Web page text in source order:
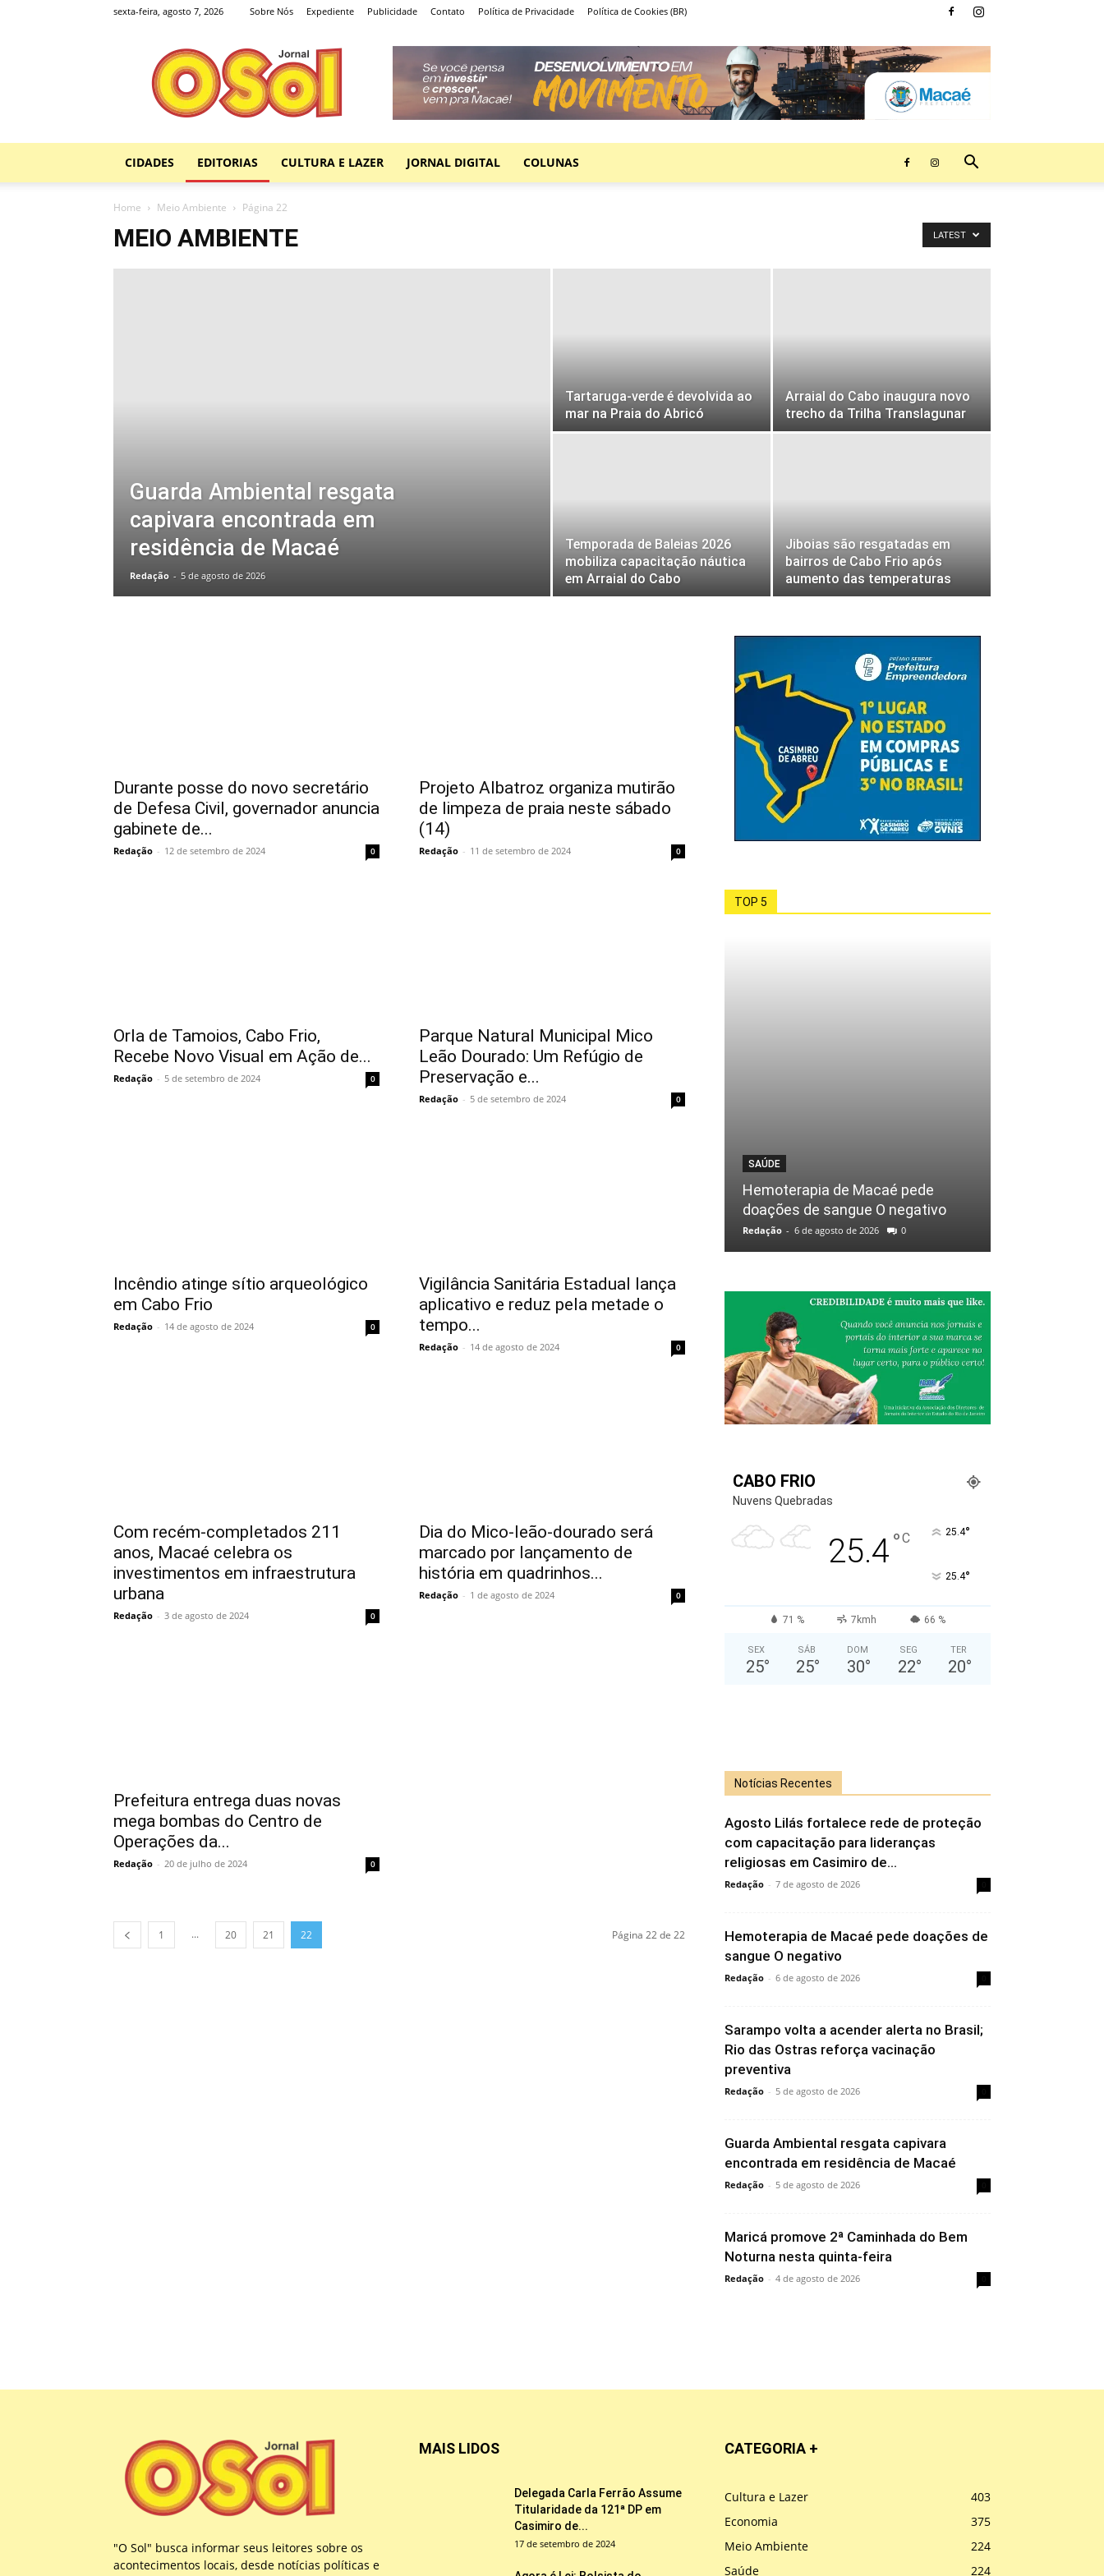
sexta-feira, agosto 7, 2026 Sobre Nós Expediente Publicidade Contato Política de Privacidade Política de Cookies (BR)
Jornal
O
Sol
CIDADES EDITORIAS CULTURA E LAZER JORNAL DIGITAL COLUNAS
Home Meio Ambiente Página 22
MEIO AMBIENTE LATEST
Guarda Ambiental resgata
capivara encontrada em
residência de Macaé
Redação - 5 de agosto de 2026
Tartaruga-verde é devolvida ao
mar na Praia do Abricó
Arraial do Cabo inaugura novo
trecho da Trilha Translagunar
Temporada de Baleias 2026
mobiliza capacitação náutica
em Arraial do Cabo
Jiboias são resgatadas em
bairros de Cabo Frio após
aumento das temperaturas
Durante posse do novo secretário
de Defesa Civil, governador anuncia
gabinete de...
Redação - 12 de setembro de 2024 0
Projeto Albatroz organiza mutirão
de limpeza de praia neste sábado
(14)
Redação - 11 de setembro de 2024 0
Orla de Tamoios, Cabo Frio,
Recebe Novo Visual em Ação de...
Redação - 5 de setembro de 2024 0
Parque Natural Municipal Mico
Leão Dourado: Um Refúgio de
Preservação e...
Redação - 5 de setembro de 2024 0
Incêndio atinge sítio arqueológico
em Cabo Frio
Redação - 14 de agosto de 2024 0
Vigilância Sanitária Estadual lança
aplicativo e reduz pela metade o
tempo...
Redação - 14 de agosto de 2024 0
Com recém-completados 211
anos, Macaé celebra os
investimentos em infraestrutura
urbana
Redação - 3 de agosto de 2024 0
Dia do Mico-leão-dourado será
marcado por lançamento de
história em quadrinhos...
Redação - 1 de agosto de 2024 0
Prefeitura entrega duas novas
mega bombas do Centro de
Operações da...
Redação - 20 de julho de 2024 0
1 ... 20 21 22 Página 22 de 22
TOP 5
SAÚDE
Hemoterapia de Macaé pede
doações de sangue O negativo
Redação - 6 de agosto de 2026 0
CABO FRIO
Nuvens Quebradas
25.4°C 25.4°
25.4°
71 % 7kmh 66 %
SEX
25°
SÁB
25°
DOM
30°
SEG
22°
TER
20°
Notícias Recentes
Agosto Lilás fortalece rede de proteção
com capacitação para lideranças
religiosas em Casimiro de...
Redação - 7 de agosto de 2026
Hemoterapia de Macaé pede doações de
sangue O negativo
Redação - 6 de agosto de 2026
Sarampo volta a acender alerta no Brasil;
Rio das Ostras reforça vacinação
preventiva
Redação - 5 de agosto de 2026
Guarda Ambiental resgata capivara
encontrada em residência de Macaé
Redação - 5 de agosto de 2026
Maricá promove 2ª Caminhada do Bem
Noturna nesta quinta-feira
Redação - 4 de agosto de 2026
"O Sol" busca informar seus leitores sobre os
acontecimentos locais, desde notícias políticas e
MAIS LIDOS
Delegada Carla Ferrão Assume
Titularidade da 121ª DP em
Casimiro de...
17 de setembro de 2024
CATEGORIA +
Cultura e Lazer
403
Economia
375
Meio Ambiente
224
Saúde
224